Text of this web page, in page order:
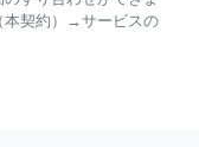
本契約）→サービスの